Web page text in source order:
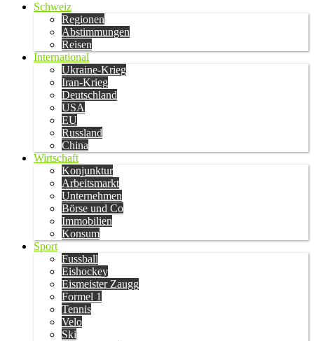
Schweiz
Regionen
Abstimmungen
Reisen
International
Ukraine-Krieg
Iran-Krieg
Deutschland
USA
EU
Russland
China
Wirtschaft
Konjunktur
Arbeitsmarkt
Unternehmen
Börse und Co
Immobilien
Konsum
Sport
Fussball
Eishockey
Eismeister Zaugg
Formel 1
Tennis
Velo
Ski